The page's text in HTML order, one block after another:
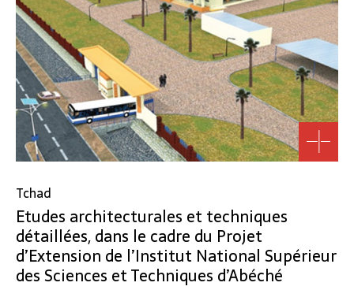
Tchad
Etudes architecturales et techniques
détaillées, dans le cadre du Projet
d’Extension de l’Institut National Supérieur
des Sciences et Techniques d’Abéché